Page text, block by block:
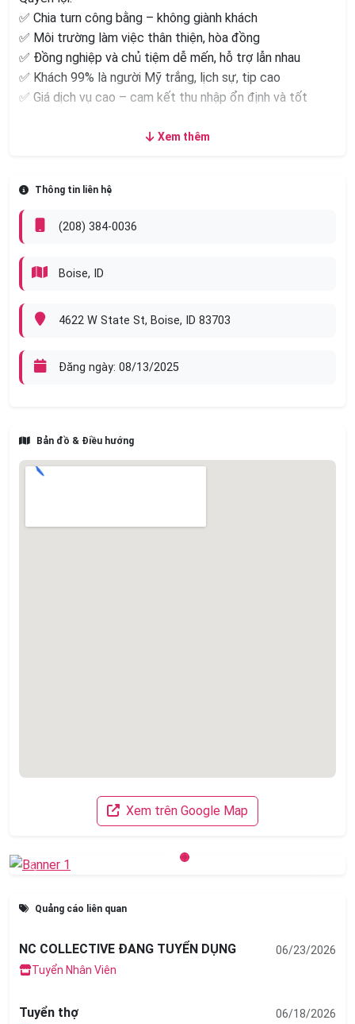
✅ Chia turn công bằng – không giành khách
✅ Môi trường làm việc thân thiện, hòa đồng
✅ Đồng nghiệp và chủ tiệm dễ mến, hỗ trợ lẫn nhau
✅ Khách 99% là người Mỹ trắng, lịch sự, tip cao
✅ Giá dịch vụ cao – cam kết thu nhập ổn định và tốt
👉 Đây là cơ hội tốt cho ai muốn tìm chỗ làm lâu dài, thu
📍 Địa chỉ: Luxe Nail – 4622 West State Street, Boise, ID
📞 Liên hệ: Chị Trang –
Xem thêm
Thông tin liên hệ
(208) 384-0036
Boise, ID
4622 W State St, Boise, ID 83703
Đăng ngày: 08/13/2025
Bản đồ & Điều hướng
Xem trên Google Map
Previous
Quảng cáo liên quan
NC COLLECTIVE ĐANG TUYỂN DỤNG
Tuyển Nhân Viên
06/23/2026
Tuyển thợ 06/18/2026